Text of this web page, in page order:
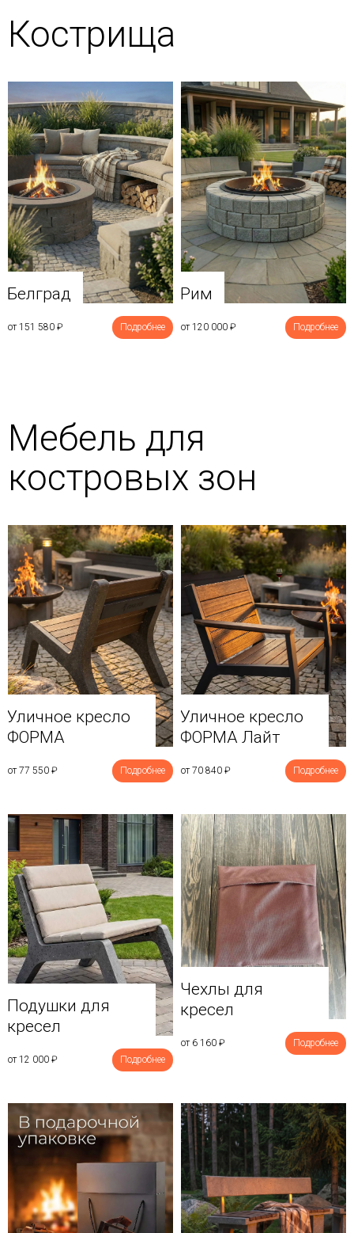
Кострища
Белград
от 151 580 ₽ Подробнее
Рим
от 120 000 ₽ Подробнее
Мебель для
костровых зон
Уличное кресло
ФОРМА
от 77 550 ₽ Подробнее
Уличное кресло
ФОРМА Лайт
от 70 840 ₽ Подробнее
Подушки для
кресел
от 12 000 ₽ Подробнее
Чехлы для
кресел
от 6 160 ₽ Подробнее